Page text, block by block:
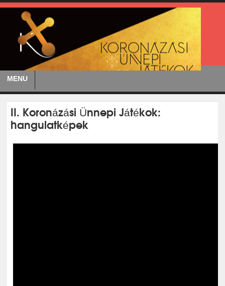
MENU
II. Koronázási Ünnepi Játékok:
hangulatképek